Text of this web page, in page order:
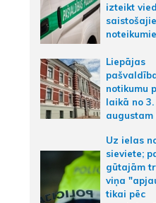
izteikt
Liepājas
notikumu
laikā no
augustam
Uz ielas
sieviete;
gūtajām
viņa
tikai pēc